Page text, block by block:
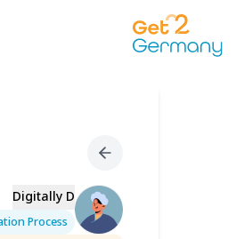
Digitally D
Process